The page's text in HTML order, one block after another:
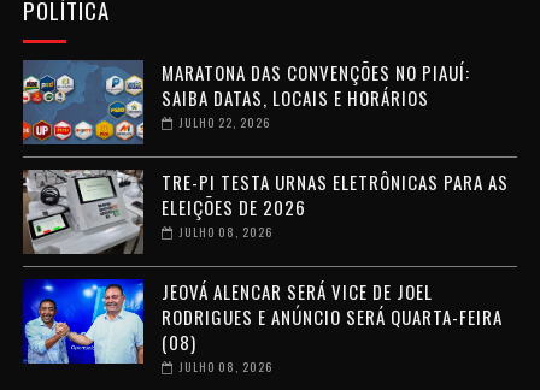
POLÍTICA
MARATONA DAS CONVENÇÕES NO PIAUÍ:
SAIBA DATAS, LOCAIS E HORÁRIOS
JULHO 22, 2026
TRE-PI TESTA URNAS ELETRÔNICAS PARA AS
ELEIÇÕES DE 2026
JULHO 08, 2026
JEOVÁ ALENCAR SERÁ VICE DE JOEL
RODRIGUES E ANÚNCIO SERÁ QUARTA-FEIRA
(08)
JULHO 08, 2026